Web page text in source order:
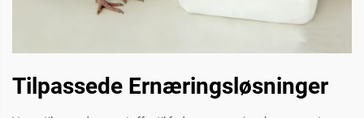
Tilpassede Ernæringsløsninger